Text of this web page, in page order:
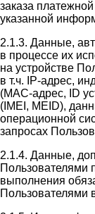
заказа
указанной
2.1.3. Данные,
в процессе их
на устройстве
в т.ч. IP-адрес,
(MAC-адрес, ID
(IMEI, MEID),
операционной
запросах
2.1.4. Данные,
Пользователями
выполнения
Пользователями